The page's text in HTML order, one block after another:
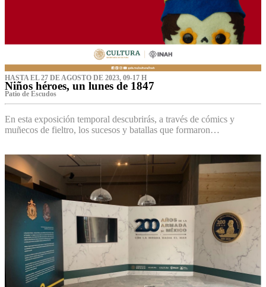
HASTA EL 27 DE AGOSTO DE 2023, 09-17 H
Niños héroes, un lunes de 1847
Patio de Escudos
En esta exposición temporal descubrirás, a través de cómics y
muñecos de fieltro, los sucesos y batallas que formaron…